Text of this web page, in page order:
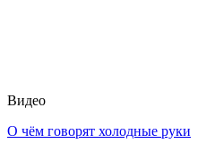
Видео
О чём говорят холодные руки